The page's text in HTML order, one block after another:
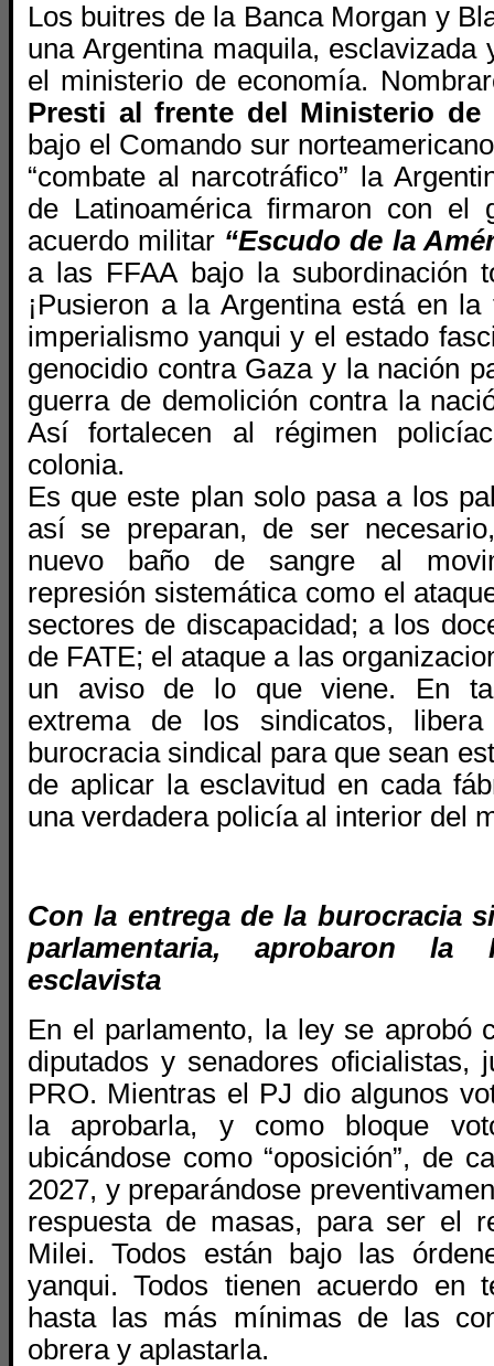
Los buitres de la Banca Morgan y
una Argentina maquila, esclavizada
el ministerio de economía.
Presti al frente del Ministerio
bajo el Comando sur
“combate al narcotráfico” la
de Latinoamérica firmaron con el
acuerdo militar “Escudo de la
a las FFAA bajo la subordinación
¡Pusieron a la Argentina está en
imperialismo yanqui y el estado
genocidio contra Gaza y la nación
guerra de demolición contra la
Así fortalecen al régimen
colonia.
Es que este plan solo pasa a los
así se preparan, de ser
nuevo baño de sangre al
represión sistemática como el
sectores de discapacidad; a los
de FATE; el ataque a las
un aviso de lo que viene. En
extrema de los sindicatos,
burocracia sindical para que sean
de aplicar la esclavitud en cada
una verdadera policía al interior del
Con la entrega de la burocracia
parlamentaria, aprobaron la
esclavista
En el parlamento, la ley se aprobó
diputados y senadores
PRO. Mientras el PJ dio algunos
la aprobarla, y como bloque
ubicándose como “oposición”, de
2027, y preparándose
respuesta de masas, para ser el
Milei. Todos están bajo las
yanqui. Todos tienen acuerdo en
hasta las más mínimas de las
obrera y aplastarla.